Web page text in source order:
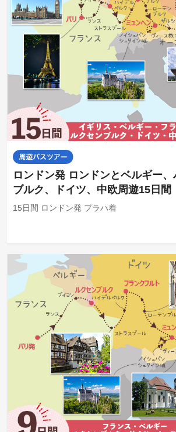
ロンドン発 ロンドンとベルギー
ブルク、ドイツ、中欧周遊15日間
15日間 ロンドン発 プラハ着